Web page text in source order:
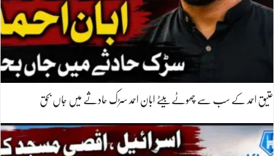
عتیق احمد کے سب سے چھوٹے بیٹے ابان احمد سڑک حادثے میں جاں بحق